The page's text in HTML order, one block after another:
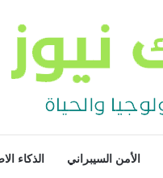
الأمن السيبراني الذكاء